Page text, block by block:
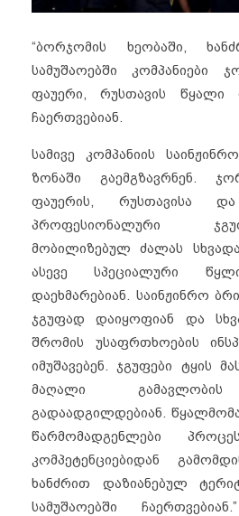
“ბორჯომის ხეობაში,
სამუშაოებში კომპანიები
ფაუერი, რუსთავის
ჩაერთვებიან.
სამივე კომპანიის
ზონაში გაემგზავრნენ.
ფაუერის, რუსთავისა
პროფესიონალური
მობილიზებულ ძალას
ასევე სპეციალური
დაეხმარებიან. საინჟინრო
ჯგუფად დაიყოფიან და
შრომის უსაფრთხოების
იმუშავებენ. ჯგუფები ტყის
მაღალი გამავლობის
გადაადგილდებიან.
წარმომადგენლები
კომპეტენციებიდან
ხანძრით დაზიანებულ
სამუშაოებში